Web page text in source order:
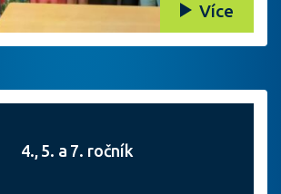
Více
4., 5. a 7. ročník